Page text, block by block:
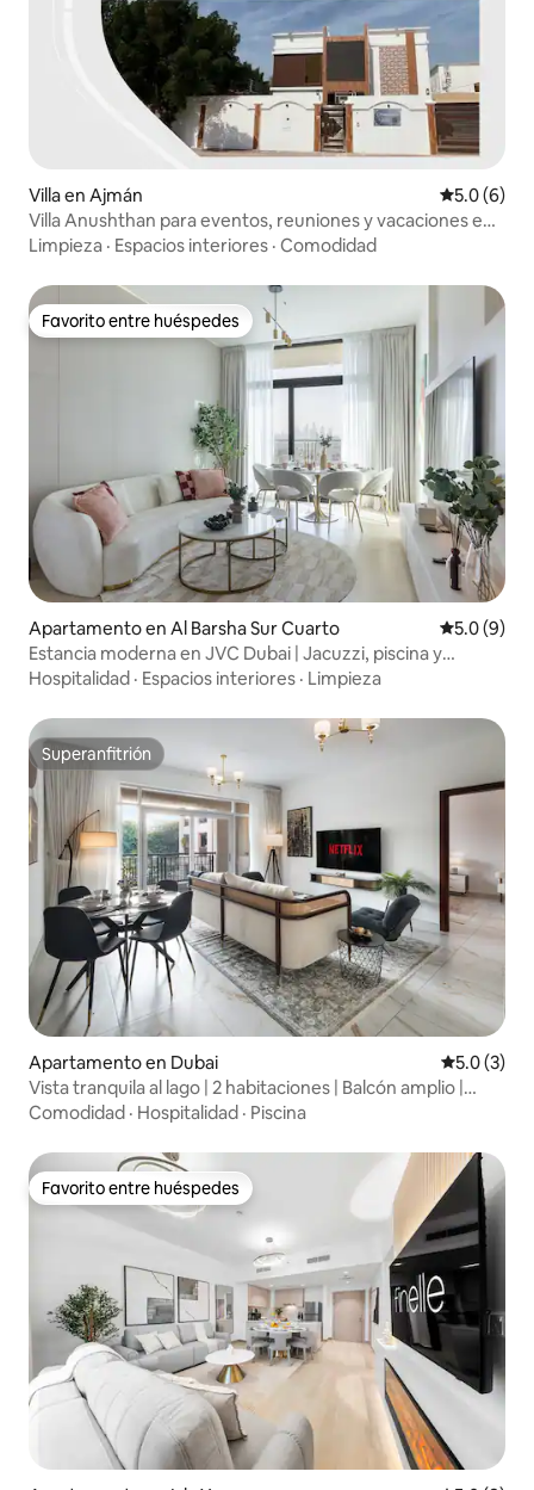
Villa en Ajmán
5.0 (6)
Villa Anushthan para eventos, reuniones y vacaciones en
casa
Limpieza · Espacios interiores · Comodidad
Favorito entre huéspedes
Favorito entre huéspedes
Apartamento en Al Barsha Sur Cuarto
5.0 (9)
Estancia moderna en JVC Dubai | Jacuzzi, piscina y
gimnasio
Hospitalidad · Espacios interiores · Limpieza
Superanfitrión
Superanfitrión
Apartamento en Dubai
5.0 (3)
Vista tranquila al lago | 2 habitaciones | Balcón amplio |
Turia
Comodidad · Hospitalidad · Piscina
Favorito entre huéspedes
Favorito entre huéspedes